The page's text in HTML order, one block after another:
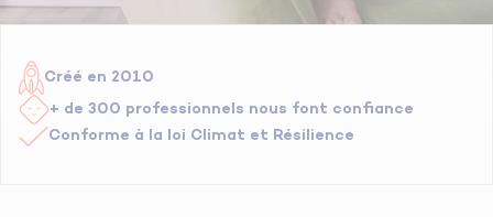
Créé en 2010
+ de 300 professionnels nous font confiance
Conforme à la loi Climat et Résilience